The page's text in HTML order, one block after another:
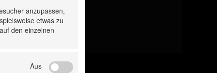
anzupassen,
etwas zu
den einzelnen
Aus